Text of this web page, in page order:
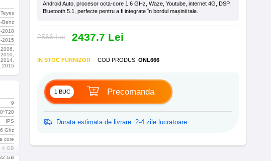
Teyes
Benz
2018
2015
2015
9
IPS
Ghz
core
4 GB
GB
Android Auto, procesor octa-core 1.6 GHz, Waze, Youtube, internet 4G, DSP,
Bluetooth 5.1, perfecte pentru a fi integrate în bordul mașinii tale.
2566 Lei 2437.7 Lei
IN STOC FURNIZOR COD PRODUS: ONL666
Precomanda
Durata estimata de livrare: 2-4 zile lucratoare